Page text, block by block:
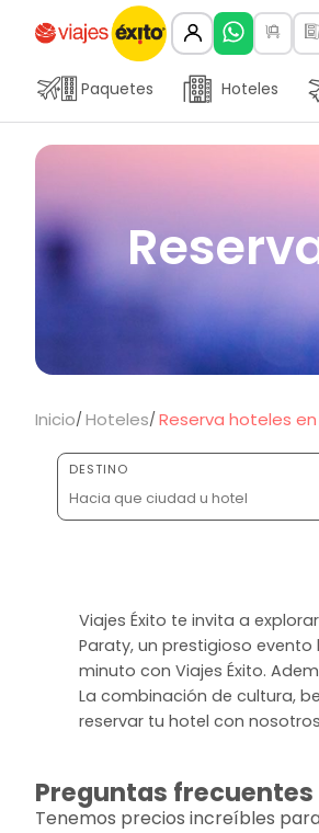
Paquetes Hoteles
Inicio Hoteles Reserva hoteles en
DESTINO
Viajes Éxito te invita a
Paraty, un prestigioso
minuto con Viajes Éxito.
La combinación de cultura,
reservar tu hotel con
Preguntas frecuentes
Tenemos precios increíbles